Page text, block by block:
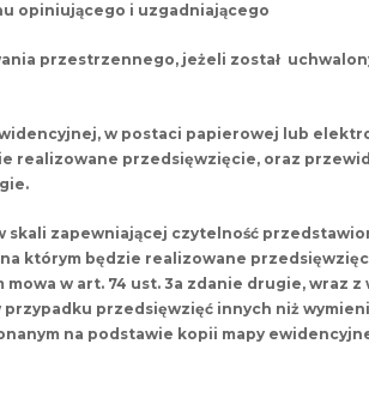
opiniującego i uzgadniającego
przestrzennego, jeżeli został
w postaci papierowej lub
realizowane przedsięwzięcie, oraz
zapewniającej czytelność
którym będzie realizowane
w art. 74 ust. 3a zdanie drugie, wraz z
przypadku przedsięwzięć innych niż
na podstawie kopii mapy